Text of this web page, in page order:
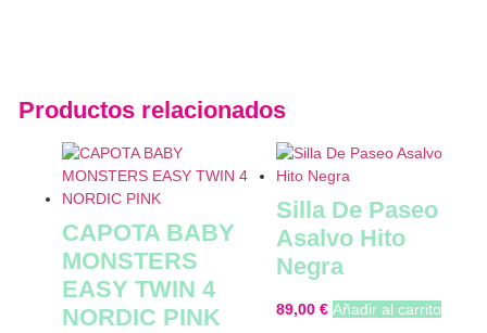
Productos relacionados
CAPOTA BABY
MONSTERS
EASY TWIN 4
NORDIC PINK
Silla De Paseo
Asalvo Hito
Negra
89,00 € Añadir al carrito